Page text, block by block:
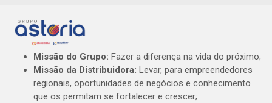
Missão do Grupo: Fazer a diferença na vida do próximo;
Missão da Distribuidora: Levar, para empreendedores
regionais, oportunidades de negócios e conhecimento
que os permitam se fortalecer e crescer;